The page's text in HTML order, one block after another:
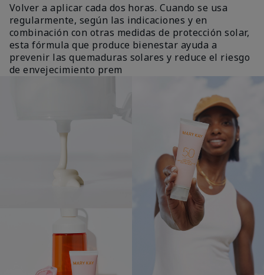
Volver a aplicar cada dos horas. Cuando se usa
regularmente, según las indicaciones y en
combinación con otras medidas de protección solar,
esta fórmula que produce bienestar ayuda a
prevenir las quemaduras solares y reduce el riesgo
de envejecimiento prem